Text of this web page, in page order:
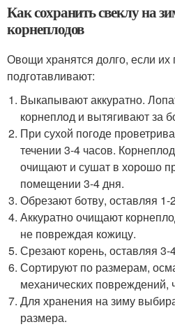
Как сохранить свеклу на
корнеплодов
Овощи хранятся долго, если их
подготавливают:
Выкапывают аккуратно.
корнеплод и вытягивают за
При сухой погоде
течении 3-4 часов.
очищают и сушат в хорошо
помещении 3-4 дня.
Обрезают ботву, оставляя 1-
Аккуратно очищают
не повреждая кожицу.
Срезают корень, оставляя 3-
Сортируют по размерам,
механических повреждений,
Для хранения на зиму
размера.